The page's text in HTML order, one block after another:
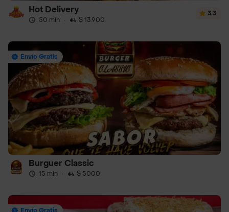
Hot Delivery
50 min · $ 13.900
3.3
Envío Gratis
Burguer Classic
15 min · $ 5000